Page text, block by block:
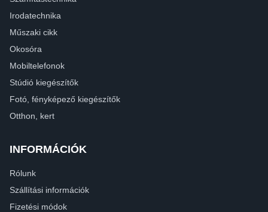
Irodatechnika
Műszaki cikk
Okosóra
Mobiltelefonok
Stúdió kiegészítők
Fotó, fényképező kiegészítők
Otthon, kert
INFORMÁCIÓK
Rólunk
Szállítási információk
Fizetési módok